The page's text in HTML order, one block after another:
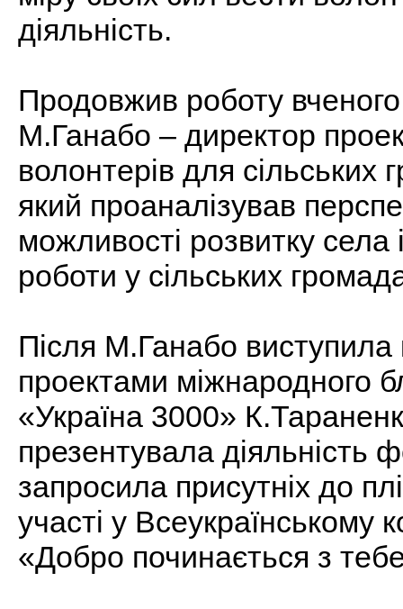
діяльність.
Продовжив роботу вченого
М.Ганабо – директор
волонтерів для сільських
який проаналізував
можливості розвитку села
роботи у сільських
Після М.Ганабо виступила
проектами міжнародного
«Україна 3000»
презентувала діяльність
запросила присутніх до
участі у Всеукраїнському
«Добро починається з